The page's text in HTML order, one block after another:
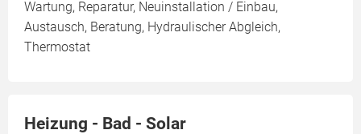
Wartung, Reparatur, Neuinstallation / Einbau,
Austausch, Beratung, Hydraulischer Abgleich,
Thermostat
Heizung - Bad - Solar